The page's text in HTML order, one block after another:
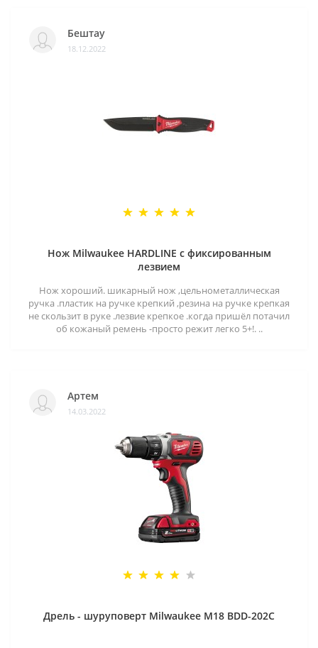
Бештау
18.12.2022
Нож Milwaukee HARDLINE с фиксированным
лезвием
Нож хороший. шикарный нож ,цельнометаллическая
ручка .пластик на ручке крепкий ,резина на ручке крепкая
не скользит в руке .лезвие крепкое .когда пришёл потачил
об кожаный ремень -просто режит легко 5+!. ..
Артем
14.03.2022
Дрель - шуруповерт Milwaukee M18 BDD-202C